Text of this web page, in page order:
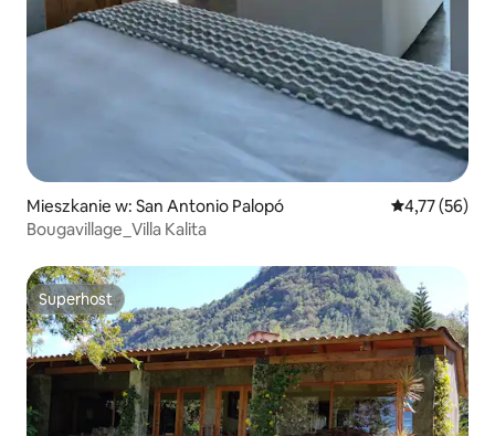
Mieszkanie w: San Antonio Palopó Średnia
4,77 (56)
Bougavillage_Villa Kalita
Superhost
Superhost